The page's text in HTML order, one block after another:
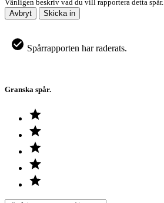
Vänligen beskriv vad du vill rapportera detta spår.
Avbryt
Skicka in
Spårrapporten har raderats.
Granska spår.